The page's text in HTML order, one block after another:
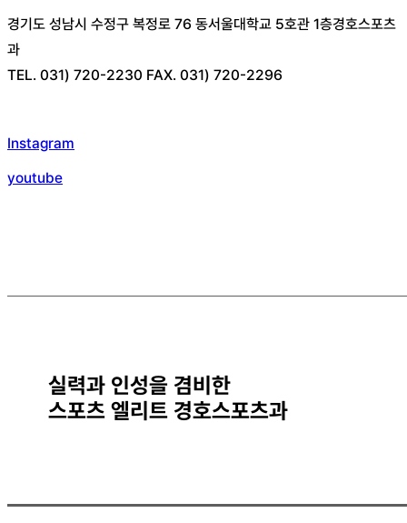
경기도 성남시 수정구 복정로 76 동서울대학교 5호관 1층경호스포츠
과
TEL. 031) 720-2230 FAX. 031) 720-2296
Instagram
youtube
실력과 인성을 겸비한
스포츠 엘리트 경호스포츠과